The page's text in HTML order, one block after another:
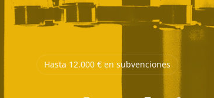
Hasta 12.000 € en subvenciones